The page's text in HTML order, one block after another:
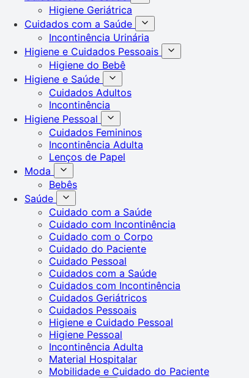
Higiene Geriátrica
Cuidados com a Saúde
Incontinência Urinária
Higiene e Cuidados Pessoais
Higiene do Bebê
Higiene e Saúde
Cuidados Adultos
Incontinência
Higiene Pessoal
Cuidados Femininos
Incontinência Adulta
Lenços de Papel
Moda
Bebês
Saúde
Cuidado com a Saúde
Cuidado com Incontinência
Cuidado com o Corpo
Cuidado do Paciente
Cuidado Pessoal
Cuidados com a Saúde
Cuidados com Incontinência
Cuidados Geriátricos
Cuidados Pessoais
Higiene e Cuidado Pessoal
Higiene Pessoal
Incontinência Adulta
Material Hospitalar
Mobilidade e Cuidado do Paciente